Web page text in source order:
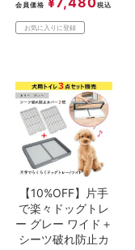
会員価格 税込
お気に入りに登録
【10%OFF】片手
で楽々ドッグトレ
ー グレー ワイド＋
シーツ破れ防止カ